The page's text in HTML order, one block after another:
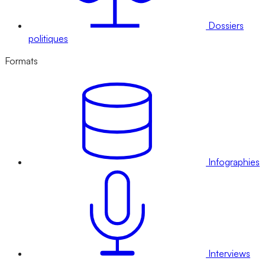
Dossiers
politiques
Formats
Infographies
Interviews